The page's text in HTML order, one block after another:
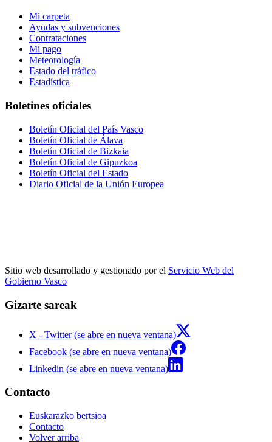
Mi carpeta
Ayudas y subvenciones
Contrataciones
Mi pago
Meteorología
Estado del tráfico
Estadística
Boletines oficiales
Boletín Oficial del País Vasco
Boletín Oficial de Álava
Boletín Oficial de Bizkaia
Boletín Oficial de Gipuzkoa
Boletín Oficial del Estado
Diario Oficial de la Unión Europea
Sitio web desarrollado y gestionado por el Servicio Web del
Gobierno Vasco
Gizarte sareak
X - Twitter (se abre en nueva ventana)
Facebook (se abre en nueva ventana)
Linkedin (se abre en nueva ventana)
Contacto
Euskarazko bertsioa
Contacto
Volver arriba